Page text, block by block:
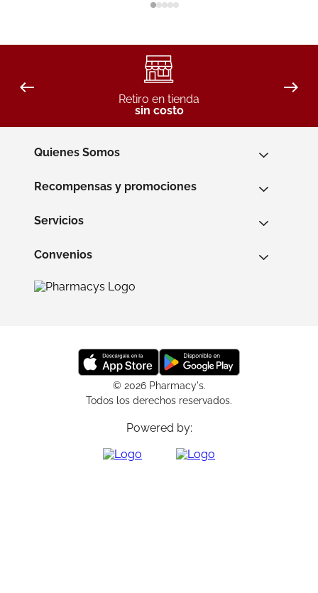
Retiro en tienda
sin costo
Quienes Somos
Recompensas y promociones
Servicios
Convenios
© 2026 Pharmacy's.
Todos los derechos reservados.
Powered by: